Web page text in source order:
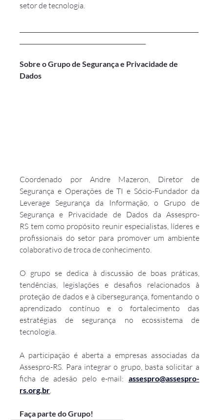
setor de tecnologia.
Sobre o Grupo de Segurança e Privacidade de
Dados
Coordenado por Andre Mazeron, Diretor de
Segurança e Operações de TI e Sócio-Fundador da
Leverage Segurança da Informação, o Grupo de
Segurança e Privacidade de Dados da Assespro-
RS tem como propósito reunir especialistas, líderes e
profissionais do setor para promover um ambiente
colaborativo de troca de conhecimento.
O grupo se dedica à discussão de boas práticas,
tendências, legislações e desafios relacionados à
proteção de dados e à cibersegurança, fomentando o
aprendizado contínuo e o fortalecimento das
estratégias de segurança no ecossistema de
tecnologia.
A participação é aberta a empresas associadas da
Assespro-RS. Para integrar o grupo, basta solicitar a
ficha de adesão pelo e-mail: assespro@assespro-
rs.org.br.
Faça parte do Grupo!